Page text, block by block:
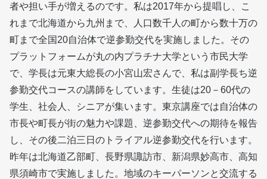
者や担い手が増えるのです。私は2017年から提唱し、こ
れまで北海道から九州まで、人口数千人の町から数十万の
町まで全国20自治体で逆参勤交代を実施しました。その
プラットフォームが丸の内プラチナ大学という市民大学
で、学長は元東大総長の小宮山宏さんで、私は副学長ち逆
参勤交代コースの講師をしています。生徒は20－60代の
学生、社会人、シニアが集います。東京講座では自治体の
市長や町長が街の魅力や課題、逆参勤交代への期待を報告
し、その後二泊三日のトライアル逆参勤交代を行います。
昨年は北海道乙部町、長野県諏訪市、新潟県妙高市、高知
県須崎市で実施しました。地域のキーパーソンと交流する